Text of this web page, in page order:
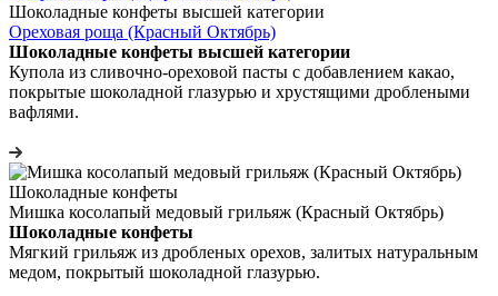
Шоколадные конфеты высшей категории
Ореховая роща (Красный Октябрь)
Шоколадные конфеты высшей категории
Купола из сливочно-ореховой пасты с добавлением какао,
покрытые шоколадной глазурью и хрустящими дроблеными
вафлями.
Шоколадные конфеты
Мишка косолапый медовый грильяж (Красный Октябрь)
Шоколадные конфеты
Мягкий грильяж из дробленых орехов, залитых натуральным
медом, покрытый шоколадной глазурью.